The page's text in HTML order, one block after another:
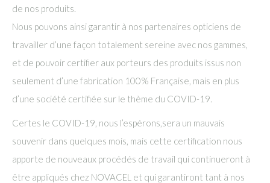
de nos produits.
Nous pouvons ainsi garantir à nos partenaires opticiens de
travailler d’une façon totalement sereine avec nos gammes,
et de pouvoir certifier aux porteurs des produits issus non
seulement d’une fabrication 100% Française, mais en plus
d’une société certifiée sur le thème du COVID-19.
Certes le COVID-19, nous l’espérons,sera un mauvais
souvenir dans quelques mois, mais cette certification nous
apporte de nouveaux procédés de travail qui continueront à
être appliqués chez NOVACEL et qui garantiront tant à nos